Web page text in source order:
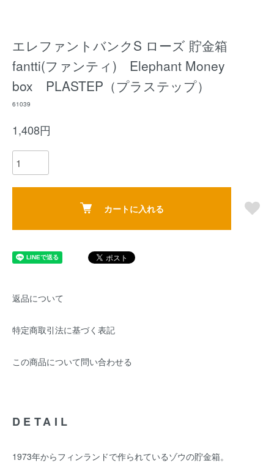
エレファントバンクS ローズ 貯金箱
fantti(ファンティ) Elephant Money
box PLASTEP（プラステップ）
61039
1,408円
カートに入れる
返品について
特定商取引法に基づく表記
この商品について問い合わせる
DETAIL
1973年からフィンランドで作られているゾウの貯金箱。